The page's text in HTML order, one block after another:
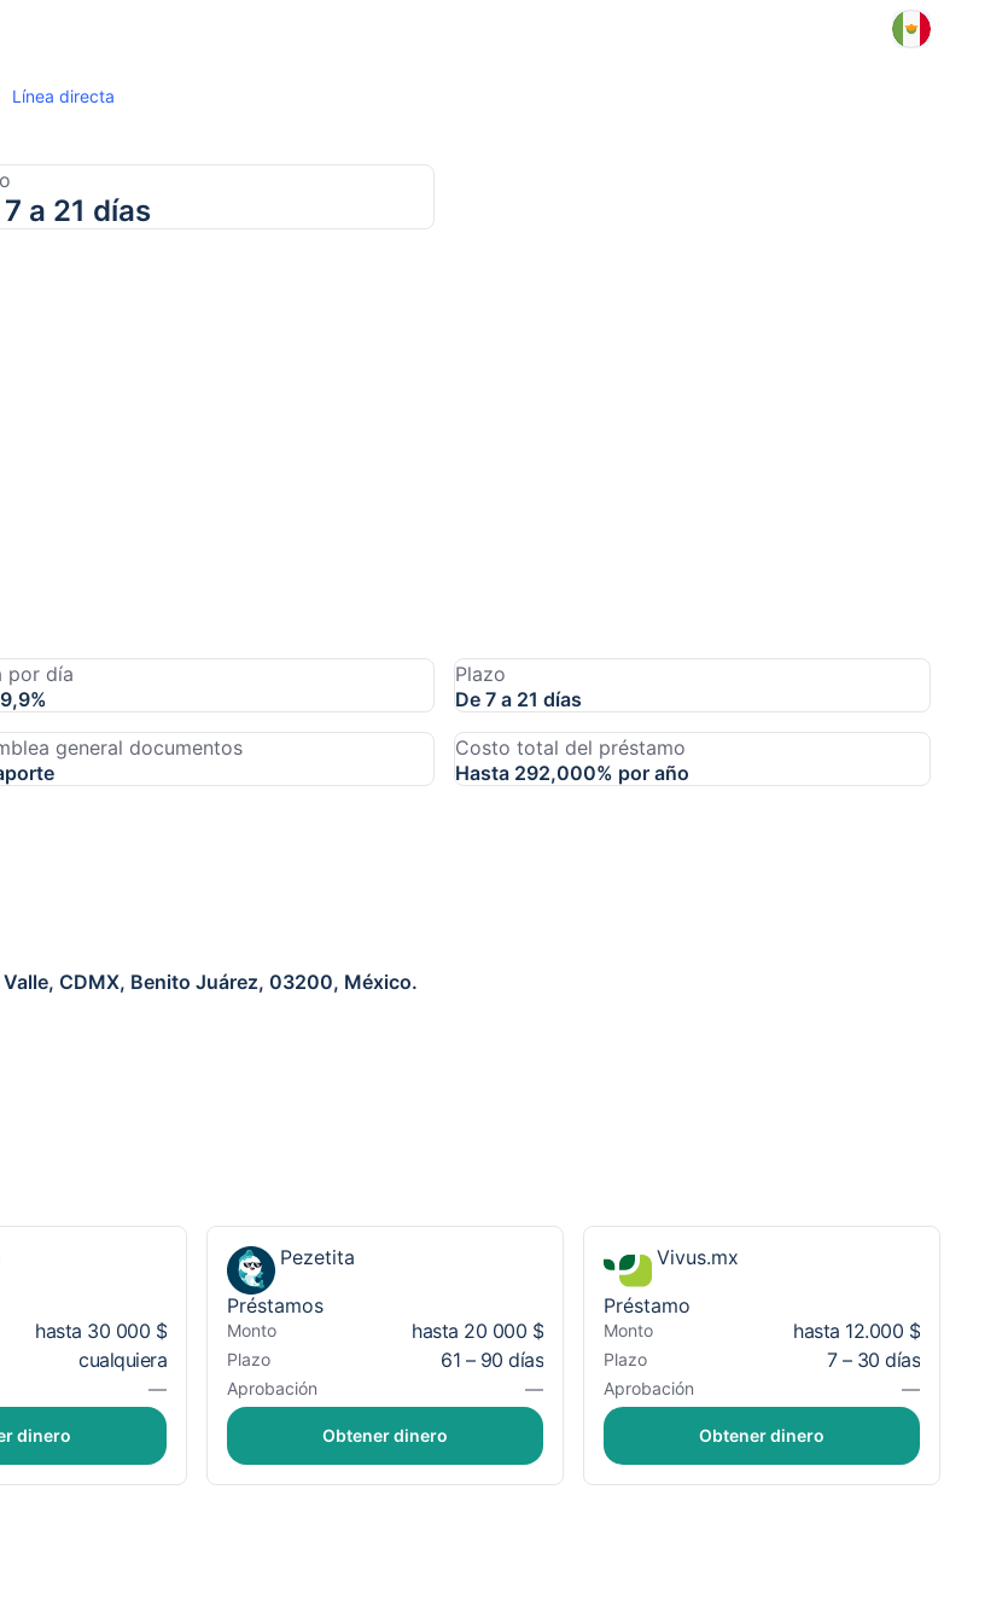
Línea directa
7 a 21 días
por día
Plazo
De 7 a 21 días
general documentos
Costo total del préstamo
Hasta 292,000% por año
CDMX, Benito Juárez, 03200, México.
hasta 30 000 $
cualquiera
—
dinero
Pezetita
Préstamos
Monto hasta 20 000 $
Plazo 61 – 90 días
Aprobación —
Obtener dinero
Vivus.mx
Préstamo
Monto hasta 12.000 $
Plazo 7 – 30 días
Aprobación —
Obtener dinero